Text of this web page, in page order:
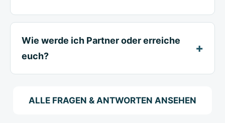
Wie werde ich Partner oder erreiche
euch?
ALLE FRAGEN & ANTWORTEN ANSEHEN